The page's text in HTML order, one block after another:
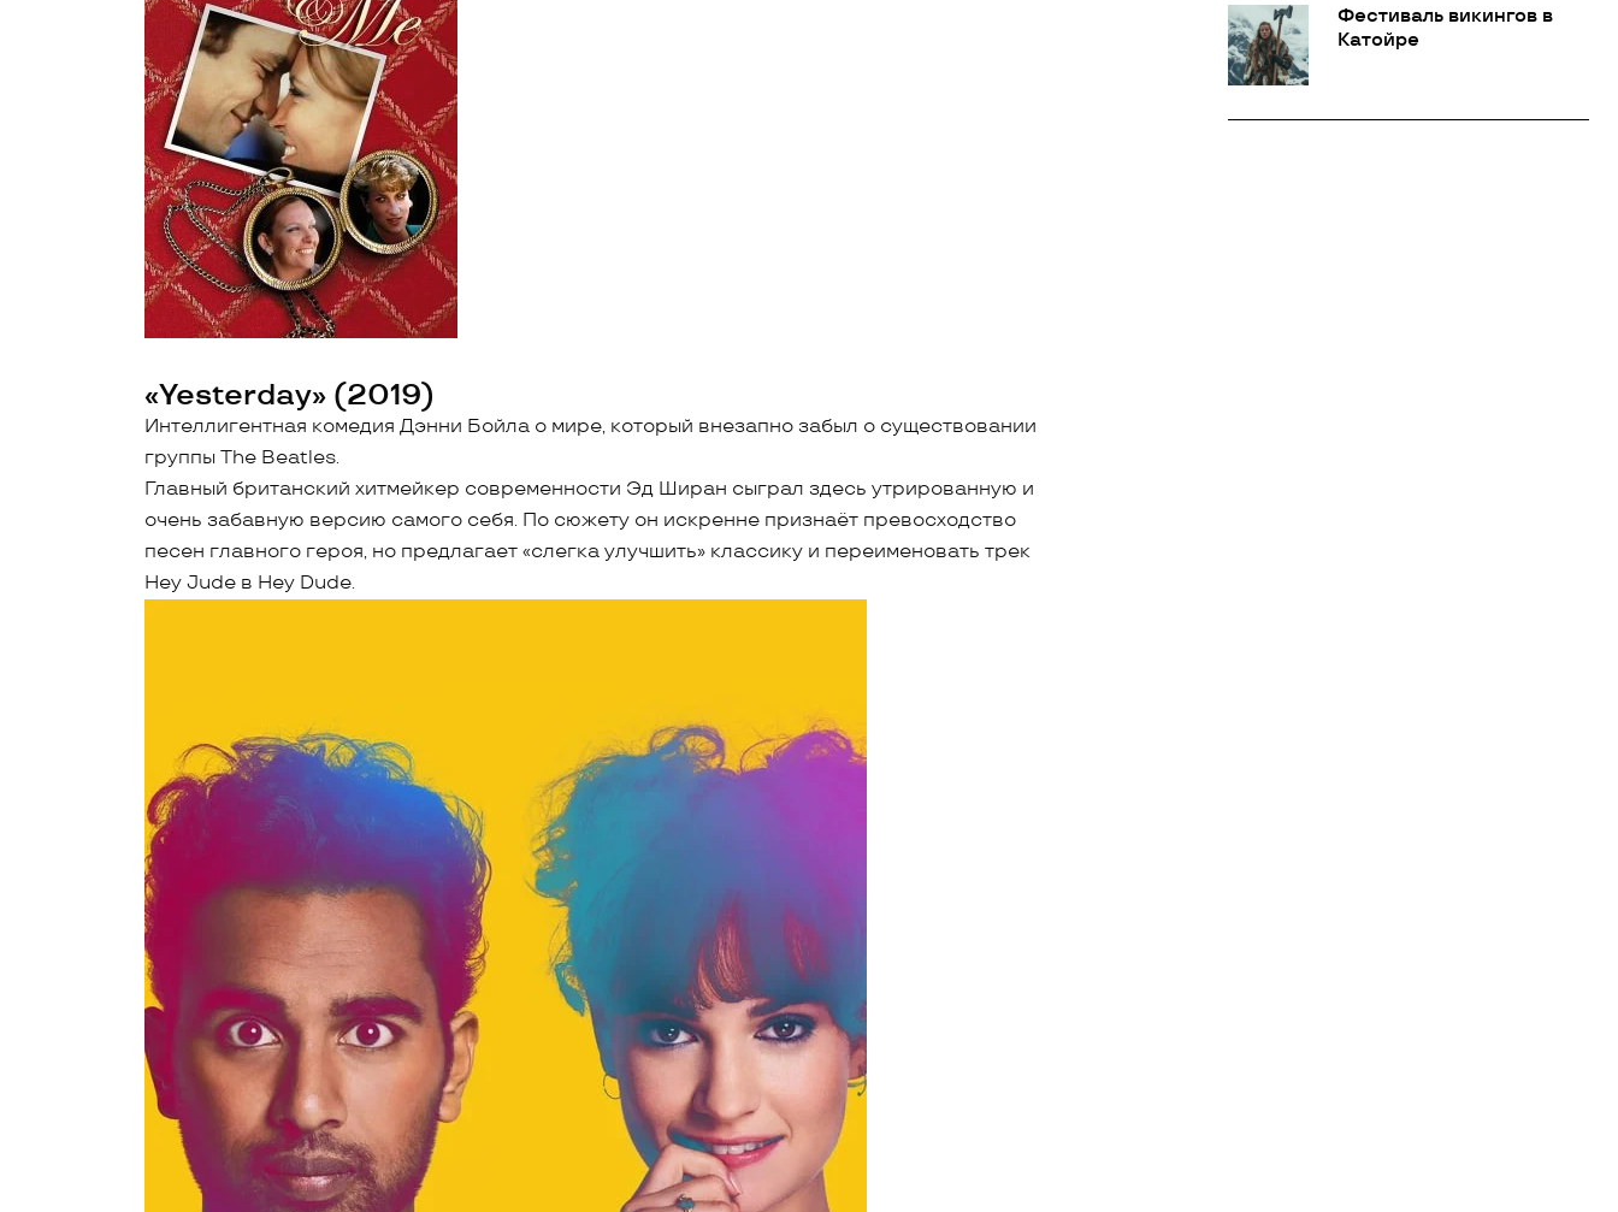
«Yesterday» (2019)
Интеллигентная комедия Дэнни Бойла о мире, который внезапно забыл о существовании
группы The Beatles.
Главный британский хитмейкер современности Эд Ширан сыграл здесь утрированную и
очень забавную версию самого себя. По сюжету он искренне признаёт превосходство
песен главного героя, но предлагает «слегка улучшить» классику и переименовать трек
Hey Jude в Hey Dude.
Фестиваль викингов в
Катойре